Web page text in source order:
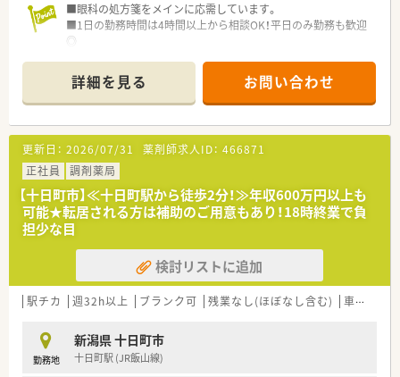
■眼科の処方箋をメインに応需しています。
■1日の勤務時間は4時間以上から相談OK！平日のみ勤務も歓迎
◎
■近隣にスキー場やキャンプ場があり、アウトドアが趣味の方に
おすすめの立地です♪
■新潟県上越市と十日町市で10店舗展開する地域密着企業で
す。
■ベテランの方が多く在籍しており経験の少ない方にも安心で
す。
■近隣に同グループの店舗があるのでお休みは取りやすい環境
です。
詳細を見る お問い合わせ
更新日： 2026/07/31 薬剤師求人ID： 466871
正社員
調剤薬局
【十日町市】≪十日町駅から徒歩2分！≫年収600万円以上も
可能★転居される方は補助のご用意もあり！18時終業で負
担少な目
検討リストに追加
駅チカ 週32h以上 ブランク可 残業なし(ほぼなし含む) 車通勤可
勤務地
新潟県 十日町市
十日町駅 (JR飯山線)